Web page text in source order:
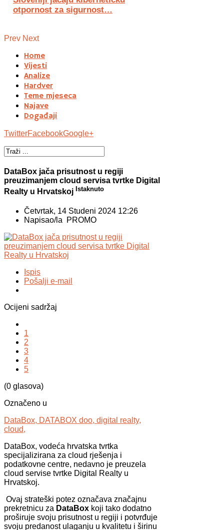
otpornost za sigurnost…
Prev Next
Home
Vijesti
Analize
Hardver
Teme mjeseca
Najave
Događaji
TwitterFacebookGoogle+
DataBox jača prisutnost u regiji
preuzimanjem cloud servisa tvrtke Digital
Realty u Hrvatskoj Istaknuto
Četvrtak, 14 Studeni 2024 12:26
Napisao/la PROMO
Ispis
Pošalji e-mail
Ocijeni sadržaj
1
2
3
4
5
(0 glasova)
Označeno u
DataBox, DATABOX doo, digital realty,
cloud,
DataBox, vodeća hrvatska tvrtka
specijalizirana za cloud rješenja i
podatkovne centre, nedavno je preuzela
cloud servise tvrtke Digital Realty u
Hrvatskoj.
Ovaj strateški potez označava značajnu
prekretnicu za DataBox koji tako dodatno
proširuje svoju prisutnost u regiji i potvrđuje
svoju predanost ulaganju u kvalitetu i širinu